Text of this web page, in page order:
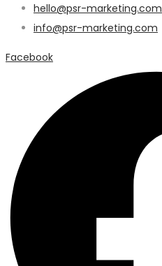
hello@psr-marketing.com
info@psr-marketing.com
Facebook